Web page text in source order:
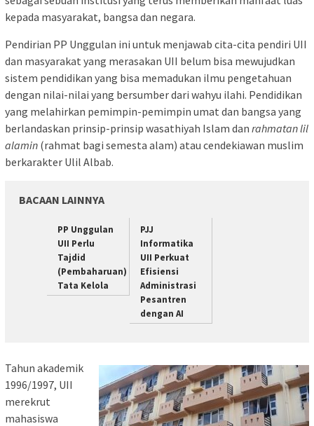
kepada masyarakat, bangsa dan negara.
Pendirian PP Unggulan ini untuk menjawab cita-cita pendiri UII
dan masyarakat yang merasakan UII belum bisa mewujudkan
sistem pendidikan yang bisa memadukan ilmu pengetahuan
dengan nilai-nilai yang bersumber dari wahyu ilahi. Pendidikan
yang melahirkan pemimpin-pemimpin umat dan bangsa yang
berlandaskan prinsip-prinsip wasathiyah Islam dan rahmatan lil
alamin (rahmat bagi semesta alam) atau cendekiawan muslim
berkarakter Ulil Albab.
BACAAN LAINNYA
PP Unggulan
UII Perlu
Tajdid
(Pembaharuan)
Tata Kelola
PJJ
Informatika
UII Perkuat
Efisiensi
Administrasi
Pesantren
dengan AI
Tahun akademik
1996/1997, UII
merekrut
mahasiswa